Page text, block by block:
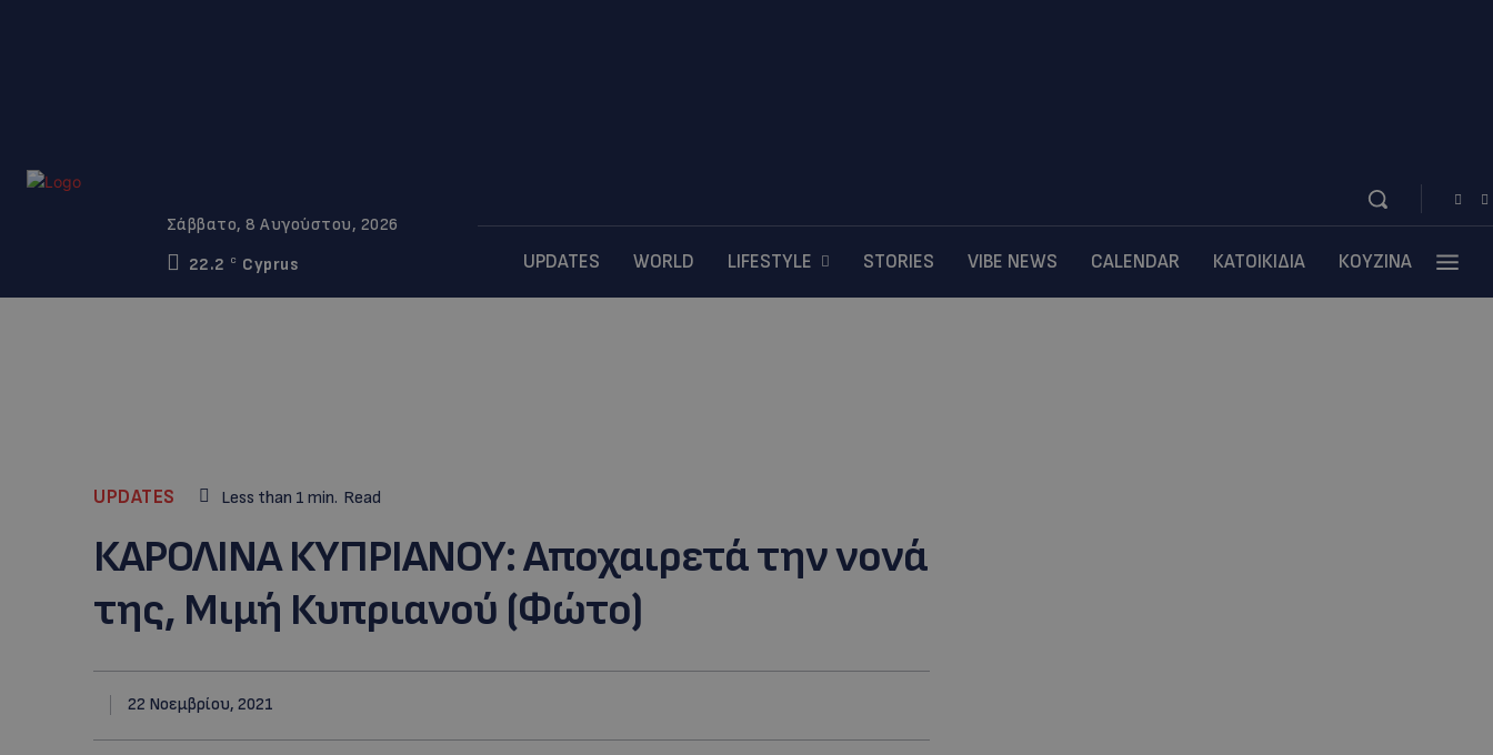
Σάββατο, 8 Αυγούστου, 2026
22.2
C Cyprus UPDATES WORLD LIFESTYLE STORIES VIBE NEWS CALENDAR ΚΑΤΟΙΚΙΔΙΑ ΚΟΥΖΙΝΑ
UPDATES Less than 1 min. Read
ΚΑΡΟΛΙΝΑ ΚΥΠΡΙΑΝΟΥ: Aποχαιρετά την νονά
της, Μιμή Κυπριανού (Φώτο)
22 Νοεμβρίου, 2021